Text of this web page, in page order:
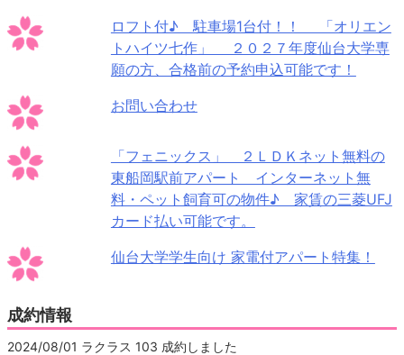
ロフト付♪ 駐車場1台付！！ 「オリエン
トハイツ七作」 ２０２７年度仙台大学専
願の方、合格前の予約申込可能です！
お問い合わせ
「フェニックス」 ２ＬＤＫネット無料の
東船岡駅前アパート インターネット無
料・ペット飼育可の物件♪ 家賃の三菱UFJ
カード払い可能です。
仙台大学学生向け 家電付アパート特集！
成約情報
2024/08/01 ラクラス 103 成約しました